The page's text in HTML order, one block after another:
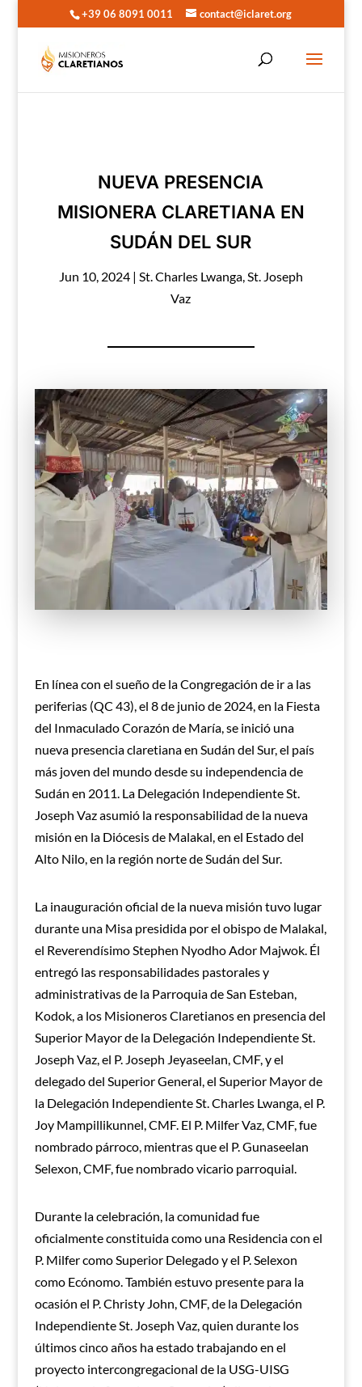
+39 06 8091 0011 contact@iclaret.org
NUEVA PRESENCIA
MISIONERA CLARETIANA EN
SUDÁN DEL SUR
Jun 10, 2024| St. Charles Lwanga,St. Joseph
Vaz
En línea con el sueño de la Congregación de ir a las
periferias (QC 43), el 8 de junio de 2024, en la Fiesta
del Inmaculado Corazón de María, se inició una
nueva presencia claretiana en Sudán del Sur, el país
más joven del mundo desde su independencia de
Sudán en 2011. La Delegación Independiente St.
Joseph Vaz asumió la responsabilidad de la nueva
misión en la Diócesis de Malakal, en el Estado del
Alto Nilo, en la región norte de Sudán del Sur.
La inauguración oficial de la nueva misión tuvo lugar
durante una Misa presidida por el obispo de Malakal,
el Reverendísimo Stephen Nyodho Ador Majwok. Él
entregó las responsabilidades pastorales y
administrativas de la Parroquia de San Esteban,
Kodok, a los Misioneros Claretianos en presencia del
Superior Mayor de la Delegación Independiente St.
Joseph Vaz, el P. Joseph Jeyaseelan, CMF, y el
delegado del Superior General, el Superior Mayor de
la Delegación Independiente St. Charles Lwanga, el P.
Joy Mampillikunnel, CMF. El P. Milfer Vaz, CMF, fue
nombrado párroco, mientras que el P. Gunaseelan
Selexon, CMF, fue nombrado vicario parroquial.
Durante la celebración, la comunidad fue
oficialmente constituida como una Residencia con el
P. Milfer como Superior Delegado y el P. Selexon
como Ecónomo. También estuvo presente para la
ocasión el P. Christy John, CMF, de la Delegación
Independiente St. Joseph Vaz, quien durante los
últimos cinco años ha estado trabajando en el
proyecto intercongregacional de la USG-UISG